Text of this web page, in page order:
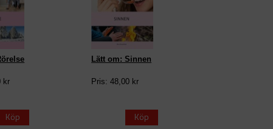
kr
Köp
Lätt om: Sinnen
Pris: 48,00 kr
Köp